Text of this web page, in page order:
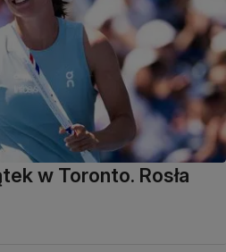
w Toronto. Rosła